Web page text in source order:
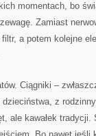
momentach, bo
Zamiast
a potem kolejne
Ciągniki –
z
ale kawałek